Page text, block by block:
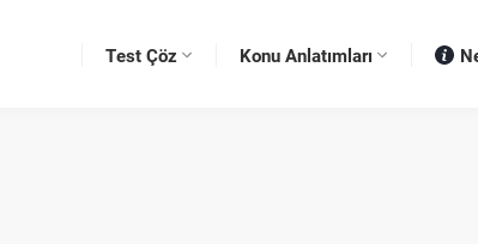
Test Çöz Konu Anlatımları